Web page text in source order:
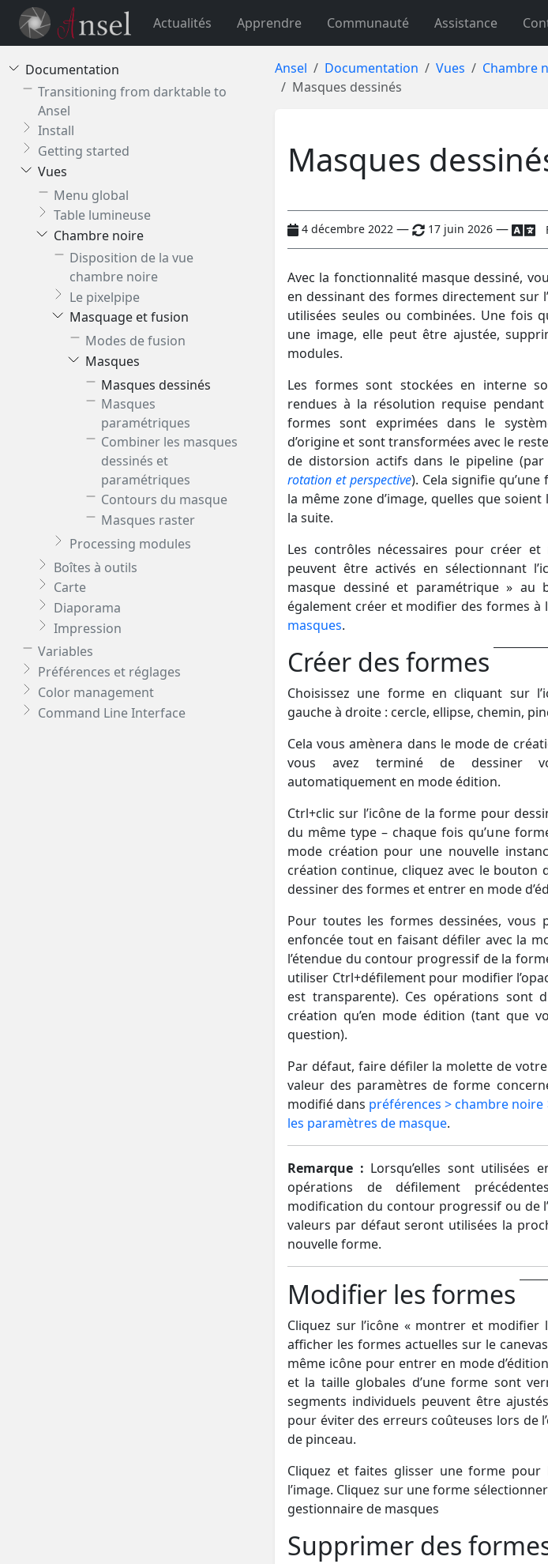
Actualités Apprendre Communauté Assistance
Documentation
Transitioning from darktable to
Ansel
Install
Getting started
Vues
Menu global
Table lumineuse
Chambre noire
Disposition de la vue
chambre noire
Le pixelpipe
Masquage et fusion
Modes de fusion
Masques
Masques dessinés
Masques
paramétriques
Combiner les masques
dessinés et
paramétriques
Contours du masque
Masques raster
Processing modules
Boîtes à outils
Carte
Diaporama
Impression
Variables
Préférences et réglages
Color management
Command Line Interface
Ansel Documentation Vues Chambre
Masques dessinés
Masques
4 décembre 2022 — 17 juin 2026 —
Avec la fonctionnalité masque dessiné,
en dessinant des formes directement sur
utilisées seules ou combinées. Une fois
une image, elle peut être ajustée,
modules.
Les formes sont stockées en interne
rendues à la résolution requise
formes sont exprimées dans le
d’origine et sont transformées avec le
de distorsion actifs dans le pipeline
rotation et perspective). Cela signifie
la même zone d’image, quelles que
la suite.
Les contrôles nécessaires pour créer
peuvent être activés en sélectionnant
masque dessiné et paramétrique » au
également créer et modifier des formes à
masques.
Créer des formes
Choisissez une forme en cliquant sur
gauche à droite : cercle, ellipse, chemin,
Cela vous amènera dans le mode de
vous avez terminé de dessiner
automatiquement en mode édition.
Ctrl+clic sur l’icône de la forme pour
du même type – chaque fois qu’une
mode création pour une nouvelle
création continue, cliquez avec le bouton
dessiner des formes et entrer en mode
Pour toutes les formes dessinées, vous
enfoncée tout en faisant défiler avec la
l’étendue du contour progressif de la
utiliser Ctrl+défilement pour modifier
est transparente). Ces opérations sont
création qu’en mode édition (tant que
question).
Par défaut, faire défiler la molette de
valeur des paramètres de forme
modifié dans préférences > chambre
les paramètres de masque.
Remarque : Lorsqu’elles sont utilisées
opérations de défilement
modification du contour progressif ou de
valeurs par défaut seront utilisées la
nouvelle forme.
Modifier les formes
Cliquez sur l’icône « montrer et
afficher les formes actuelles sur le
même icône pour entrer en mode
et la taille globales d’une forme sont
segments individuels peuvent être
pour éviter des erreurs coûteuses lors de
de pinceau.
Cliquez et faites glisser une forme pour
l’image. Cliquez sur une forme
gestionnaire de masques
Supprimer des